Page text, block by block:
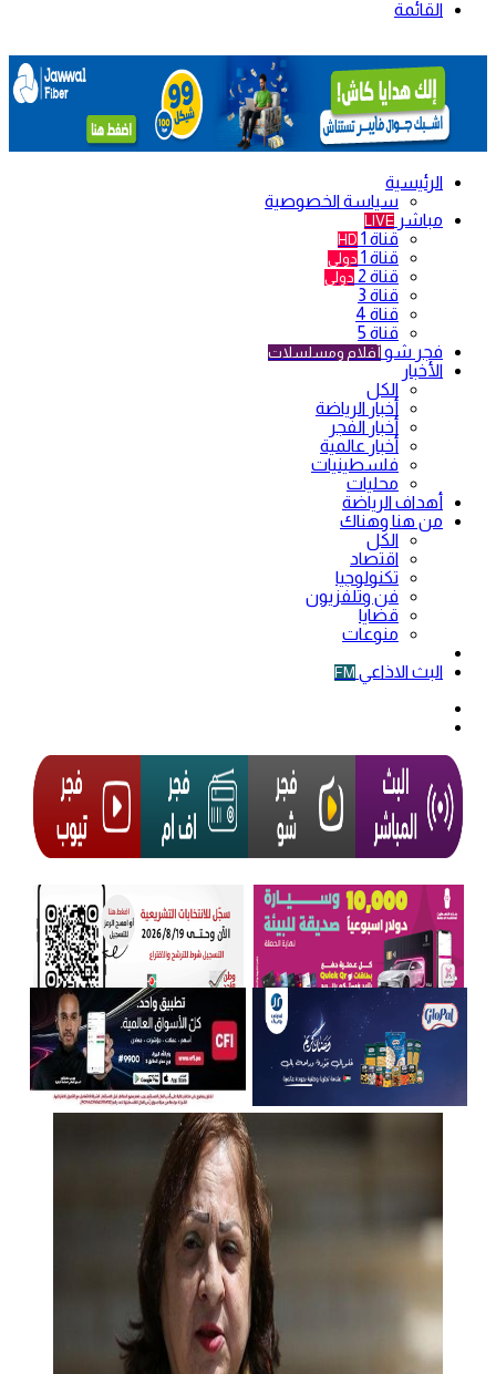
القائمة
الرئيسية
سياسة الخصوصية
مباشر LIVE
قناة 1 HD
قناة 1 دولي
قناة 2 دولي
قناة 3
قناة 4
قناة 5
فجر شو أفلام ومسلسلات
الأخبار
الكل
أخبار الرياضة
أخبار الفجر
أخبار عالمية
فلسطينيات
محليات
أهداف الرياضة
من هنا وهناك
الكل
اقتصاد
تكنولوجيا
فن وتلفزيون
قضايا
منوعات
البث الاذاعي FM